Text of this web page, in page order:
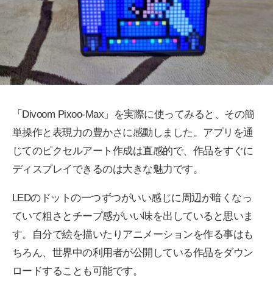
「Divoom Pixoo-Max」を実際に使ってみると、その簡
単操作と表現力の豊かさに感動しました。アプリを通
じてのピクセルアート作成は直感的で、作品をすぐに
ディスプレイできるのは大きな魅力です。
LEDのドットの一つずつがいい感じに周辺が暗くなっ
ていて粗さとチープ感がいい味を出していると思いま
す。自分で絵を描いたりアニメーションを作る事はも
ちろん、世界中の利用者が公開している作品をダウン
ロードすることも可能です。